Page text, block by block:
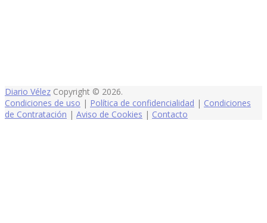
Diario Vélez Copyright © 2026.
Condiciones de uso | Política de confidencialidad | Condiciones
de Contratación | Aviso de Cookies | Contacto